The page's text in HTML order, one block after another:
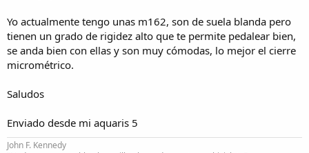
Yo actualmente tengo unas m162, son de suela blanda pero
tienen un grado de rigidez alto que te permite pedalear bien,
se anda bien con ellas y son muy cómodas, lo mejor el cierre
micrométrico.
Saludos
Enviado desde mi aquaris 5
John F. Kennedy